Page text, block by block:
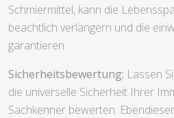
Schmiermittel, kann die
beachtlich verlängern und die
garantieren.
Sicherheitsbewertung: Lassen
die universelle Sicherheit Ihrer
Sachkenner bewerten.